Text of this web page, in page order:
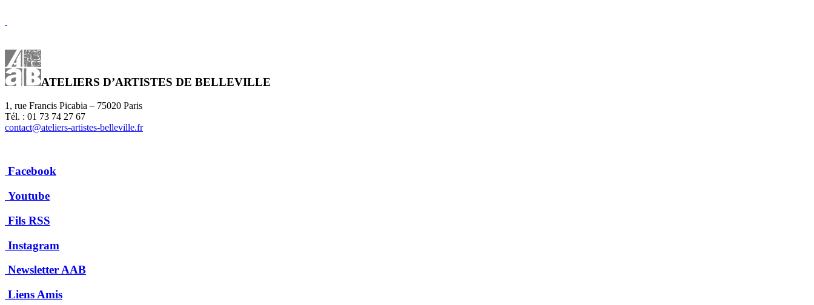
ATELIERS D’ARTISTES DE BELLEVILLE
1, rue Francis Picabia – 75020 Paris
Tél. : 01 73 74 27 67
contact@ateliers-artistes-belleville.fr
Facebook
Youtube
Fils RSS
Instagram
Newsletter AAB
Liens Amis